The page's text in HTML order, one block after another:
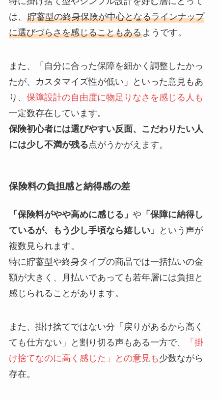
は、 貯蓄型の終身保険が中心となるラインナップ
に選びづらさを感じることもあるようです。
また、「自分に合った保障を細かく調整したかっ
たが、カスタマイズ性が低い」といった意見もあ
り、 保障設計の自由度に物足りなさを感じる人も
一定数存在しています。
保険初心者には選びやすい反面、こだわりたい人
には少し不満が残る点がうかがえます。
保険料の負担感と納得感の差
「保険料がやや高めに感じる」 や 「保障に納得し
ているが、もう少し手頃なら嬉しい」
という声が
複数見られます。
特に貯蓄型や終身タイプの商品では一括払いの金
額が大きく、月払いであっても若年層には負担と
感じられることがあります。
また、掛け捨てではない分「戻りがあるから高く
ても仕方ない」と割り切る声もある一方で、
「掛
け捨てなのに高く感じた」との意見も 少数ながら
存在。